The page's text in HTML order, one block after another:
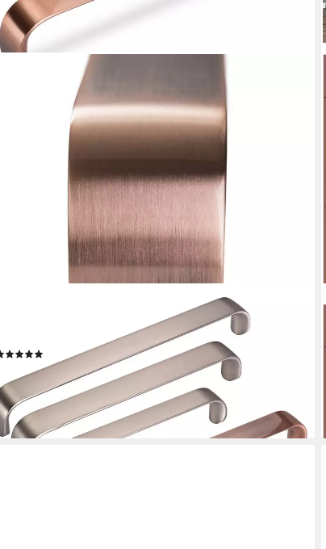
Möbelgriff Schrankgriff DALE BA 128 - 192 mm,
Lochabstand 128 mm Kupferoptik inkl. Schrauben
ab 4,07 €
lieferbar - in 2-3 Werktagen bei dir